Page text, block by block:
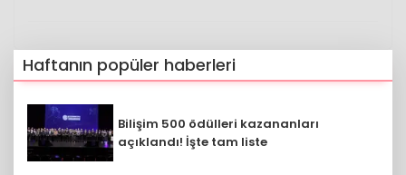
Haftanın popüler haberleri
Bilişim 500 ödülleri kazananları
açıklandı! İşte tam liste